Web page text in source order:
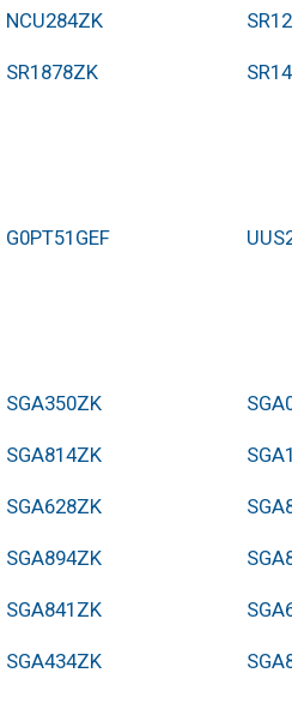
NCU284ZK
SR1878ZK
G0PT51GEF
SGA350ZK
SGA814ZK
SGA628ZK
SGA894ZK
SGA841ZK
SGA434ZK